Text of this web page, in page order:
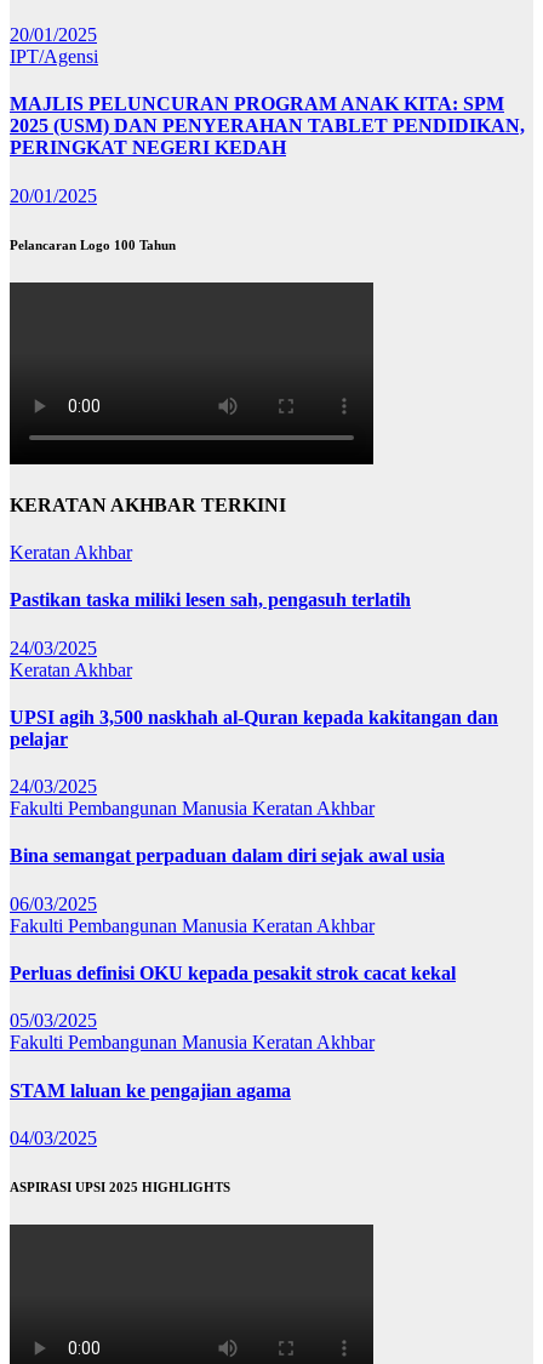
20/01/2025
IPT/Agensi
MAJLIS PELUNCURAN PROGRAM ANAK KITA: SPM
2025 (USM) DAN PENYERAHAN TABLET PENDIDIKAN,
PERINGKAT NEGERI KEDAH
20/01/2025
Pelancaran Logo 100 Tahun
KERATAN AKHBAR TERKINI
Keratan Akhbar
Pastikan taska miliki lesen sah, pengasuh terlatih
24/03/2025
Keratan Akhbar
UPSI agih 3,500 naskhah al-Quran kepada kakitangan dan
pelajar
24/03/2025
Fakulti Pembangunan Manusia Keratan Akhbar
Bina semangat perpaduan dalam diri sejak awal usia
06/03/2025
Fakulti Pembangunan Manusia Keratan Akhbar
Perluas definisi OKU kepada pesakit strok cacat kekal
05/03/2025
Fakulti Pembangunan Manusia Keratan Akhbar
STAM laluan ke pengajian agama
04/03/2025
ASPIRASI UPSI 2025 HIGHLIGHTS